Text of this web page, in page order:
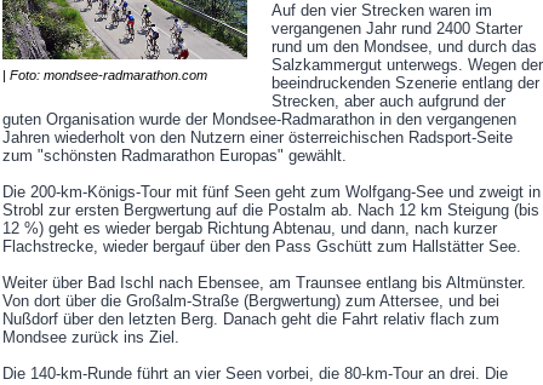
| Foto: mondsee-radmarathon.com
Auf den vier Strecken waren im
vergangenen Jahr rund 2400 Starter
rund um den Mondsee, und durch das
Salzkammergut unterwegs. Wegen der
beeindruckenden Szenerie entlang der
Strecken, aber auch aufgrund der
guten Organisation wurde der Mondsee-Radmarathon in den vergangenen
Jahren wiederholt von den Nutzern einer österreichischen Radsport-Seite
zum "schönsten Radmarathon Europas" gewählt.
Die 200-km-Königs-Tour mit fünf Seen geht zum Wolfgang-See und zweigt in
Strobl zur ersten Bergwertung auf die Postalm ab. Nach 12 km Steigung (bis
12 %) geht es wieder bergab Richtung Abtenau, und dann, nach kurzer
Flachstrecke, wieder bergauf über den Pass Gschütt zum Hallstätter See.
Weiter über Bad Ischl nach Ebensee, am Traunsee entlang bis Altmünster.
Von dort über die Großalm-Straße (Bergwertung) zum Attersee, und bei
Nußdorf über den letzten Berg. Danach geht die Fahrt relativ flach zum
Mondsee zurück ins Ziel.
Die 140-km-Runde führt an vier Seen vorbei, die 80-km-Tour an drei. Die